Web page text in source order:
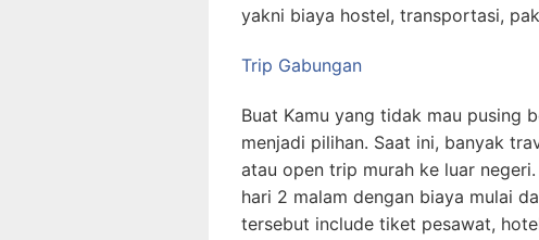
yakni biaya hostel, transportasi,
Trip Gabungan
Buat Kamu yang tidak mau pusing
menjadi pilihan. Saat ini, banyak
atau open trip murah ke luar
hari 2 malam dengan biaya mulai
tersebut include tiket pesawat,